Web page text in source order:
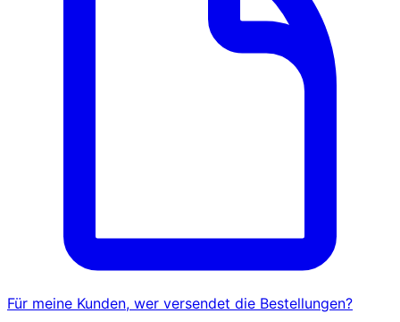
Für meine Kunden, wer versendet die Bestellungen?